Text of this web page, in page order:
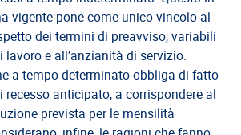
vigente pone come unico vincolo al
dei termini di preavviso, variabili
lavoro e all’anzianità di servizio.
a tempo determinato obbliga di fatto
recesso anticipato, a corrispondere al
prevista per le mensilità